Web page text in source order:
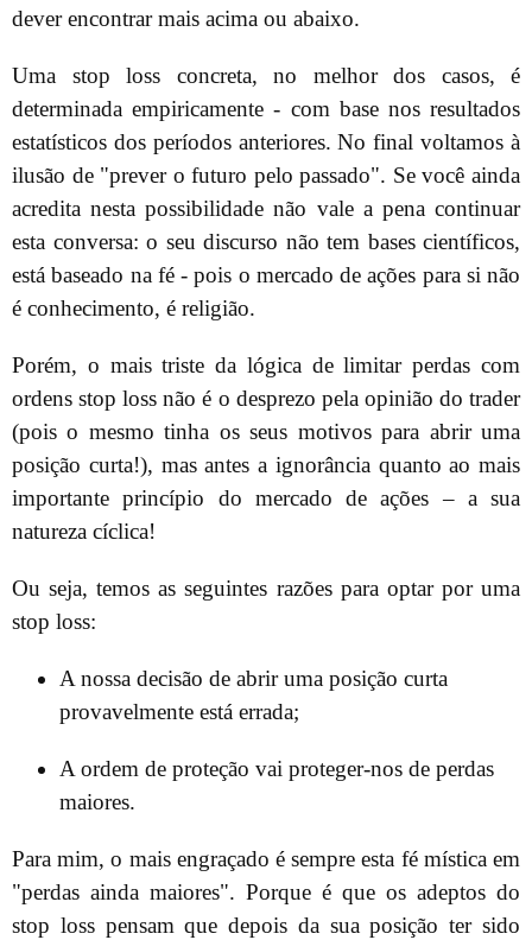
dever encontrar mais acima ou abaixo.
Uma stop loss concreta, no melhor dos casos, é
determinada empiricamente - com base nos resultados
estatísticos dos períodos anteriores. No final voltamos à
ilusão de "prever o futuro pelo passado". Se você ainda
acredita nesta possibilidade não vale a pena continuar
esta conversa: o seu discurso não tem bases científicos,
está baseado na fé - pois o mercado de ações para si não
é conhecimento, é religião.
Porém, o mais triste da lógica de limitar perdas com
ordens stop loss não é o desprezo pela opinião do trader
(pois o mesmo tinha os seus motivos para abrir uma
posição curta!), mas antes a ignorância quanto ao mais
importante princípio do mercado de ações – a sua
natureza cíclica!
Ou seja, temos as seguintes razões para optar por uma
stop loss:
A nossa decisão de abrir uma posição curta
provavelmente está errada;
A ordem de proteção vai proteger-nos de perdas
maiores.
Para mim, o mais engraçado é sempre esta fé mística em
"perdas ainda maiores". Porque é que os adeptos do
stop loss pensam que depois da sua posição ter sido